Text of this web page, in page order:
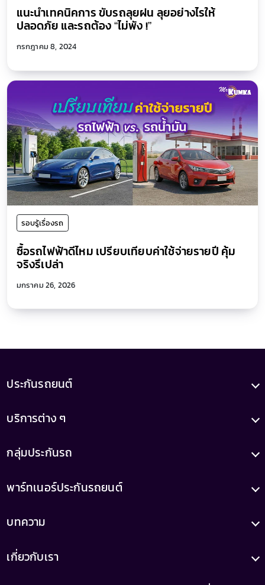
แนะนำเทคนิคการ ขับรถลุยฝน ลุยอย่างไรให้
ปลอดภัย และรถต้อง “ไม่พัง !”
กรกฎาคม 8, 2024
จริงรึเปล่า
ประกันรถยนต์
บริการต่าง ๆ
กลุ่มประกันรถ